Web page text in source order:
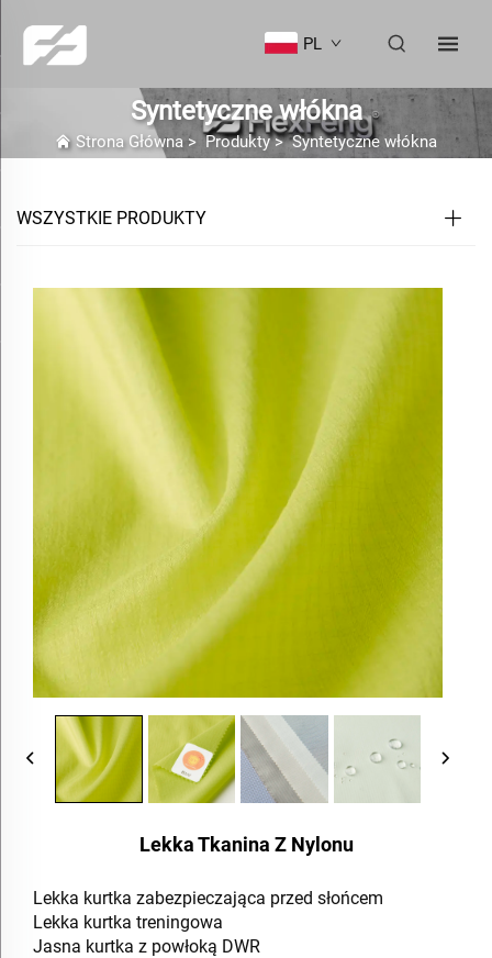
PL
Syntetyczne włókna
Strona Główna >Produkty>Syntetyczne włókna
WSZYSTKIE PRODUKTY
Lekka Tkanina Z Nylonu
Lekka kurtka zabezpieczająca przed słońcem
Lekka kurtka treningowa
Jasna kurtka z powłoką DWR